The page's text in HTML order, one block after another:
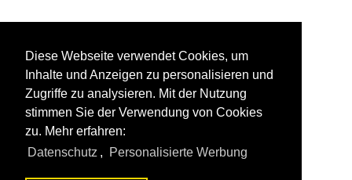
Diese Webseite verwendet Cookies, um
Inhalte und Anzeigen zu personalisieren und
Zugriffe zu analysieren. Mit der Nutzung
stimmen Sie der Verwendung von Cookies
zu. Mehr erfahren:
Datenschutz , Personalisierte Werbung